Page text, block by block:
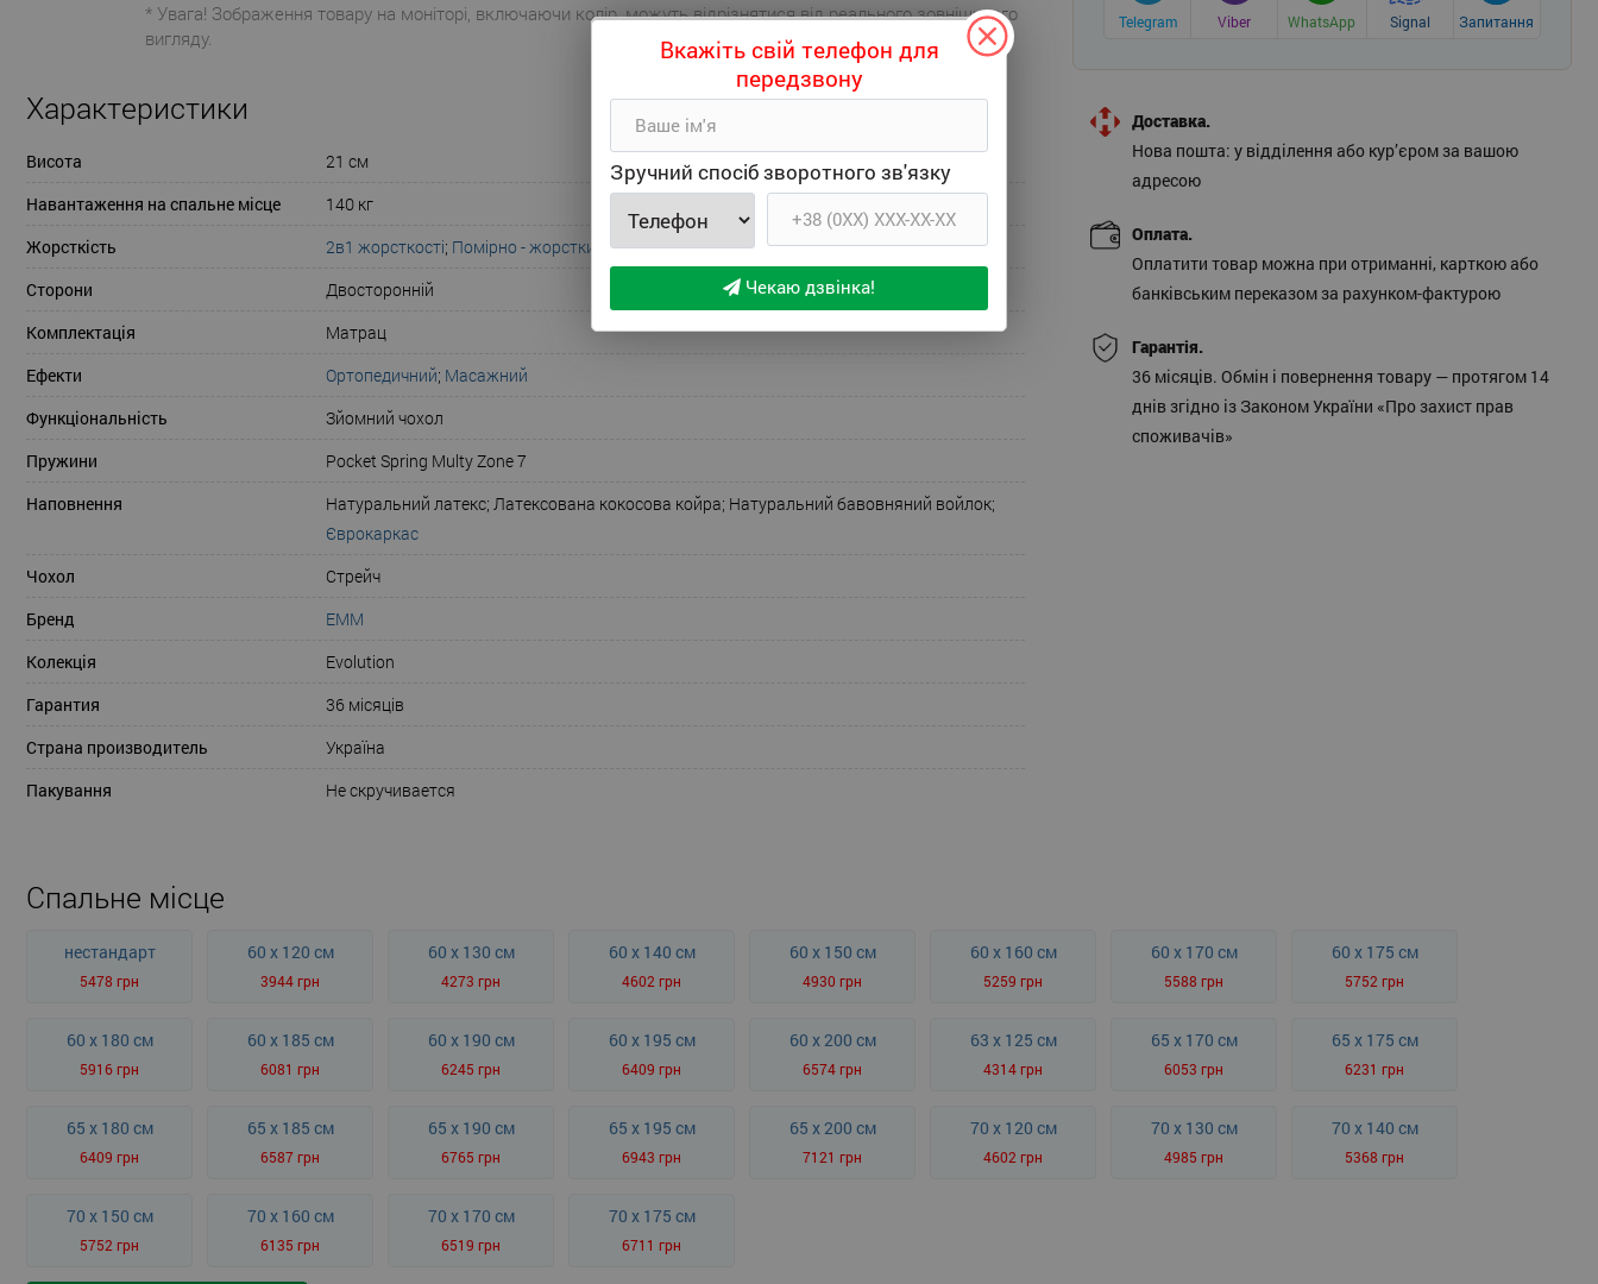
* Увага! Зображення товару на моніторі, включаючи колір, можуть відрізнятися від реального зовнішнього
вигляду.
Характеристики
Висота
21 см
Навантаження на спальне місце
140 кг
Жорсткість
2в1 жорсткості; Помірно - жорсткий ;Жорсткий
Сторони
Двосторонній
Комплектація
Матрац
Ефекти
Ортопедичний; Масажний
Функціональність
Зйомний чохол
Пружини
Pocket Spring Multy Zоnе 7
Наповнення
Натуральний латекс; Латексована кокосова койра; Натуральний бавовняний войлок;
Єврокаркас
Чохол
Стрейч
Бренд
ЕММ
Колекція
Evolution
Гарантия
36 місяців
Страна производитель
Україна
Пакування
Не скручивается
Telegram Viber WhatsApp Signal Запитання
Доставка.
Нова пошта: у відділення або кур’єром за вашою
адресою
Оплата.
Оплатити товар можна при отриманні, карткою або
банківським переказом за рахунком-фактурою
Гарантія.
36 місяців. Обмін і повернення товару — протягом 14
днів згідно із Законом України «Про захист прав
споживачів»
Спальне місце
нестандарт
5478 грн
60 x 120 см
3944 грн
60 x 130 см
4273 грн
60 x 140 см
4602 грн
60 x 150 см
4930 грн
60 x 160 см
5259 грн
60 x 170 см
5588 грн
60 x 175 см
5752 грн
60 x 180 см
5916 грн
60 x 185 см
6081 грн
60 x 190 см
6245 грн
60 x 195 см
6409 грн
60 x 200 см
6574 грн
63 x 125 см
4314 грн
65 x 170 см
6053 грн
65 x 175 см
6231 грн
65 x 180 см
6409 грн
65 x 185 см
6587 грн
65 x 190 см
6765 грн
65 x 195 см
6943 грн
65 x 200 см
7121 грн
70 x 120 см
4602 грн
70 x 130 см
4985 грн
70 x 140 см
5368 грн
70 x 150 см
5752 грн
70 x 160 см
6135 грн
70 x 170 см
6519 грн
70 x 175 см
6711 грн
Вкажіть свій телефон для
передзвону
Зручний спосіб зворотного зв'язку
Чекаю дзвінка!